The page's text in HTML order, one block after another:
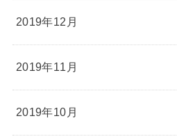
2019年12月
2019年11月
2019年10月